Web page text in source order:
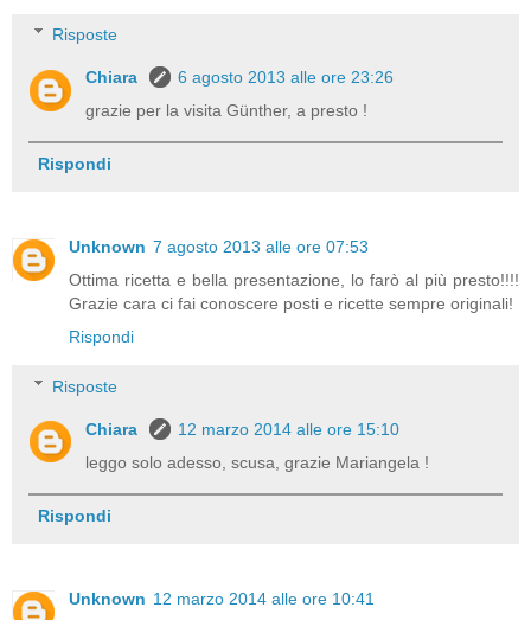
Risposte
Chiara
6 agosto 2013 alle ore 23:26
grazie per la visita Günther, a presto !
Rispondi
Unknown 7 agosto 2013 alle ore 07:53
Ottima ricetta e bella presentazione, lo farò al più presto!!!!
Grazie cara ci fai conoscere posti e ricette sempre originali!
Rispondi
Risposte
Chiara
12 marzo 2014 alle ore 15:10
leggo solo adesso, scusa, grazie Mariangela !
Rispondi
Unknown 12 marzo 2014 alle ore 10:41